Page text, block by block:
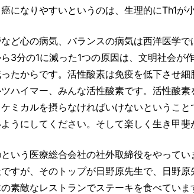
になりやすいというのは、生理的にTh1が
ど心の病気、バランスの病気は西洋医学
3分の1に減った1つの原因は、文明社会
たからです。活性酸素は免疫を低下させ
ハイマー、みんな活性酸素です。活性酸
ミカルを摂らなければいけないというこ
うにしてください。そして楽しく生き甲斐
いう医療総合会社の社外取締役をやって
すが、そのトップが日野原先生で、日野
素敵なレストランでステーキを食べてい